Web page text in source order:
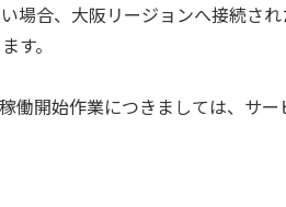
場合、大阪リージョンへ接続さ
す。
開始作業につきましては、サ